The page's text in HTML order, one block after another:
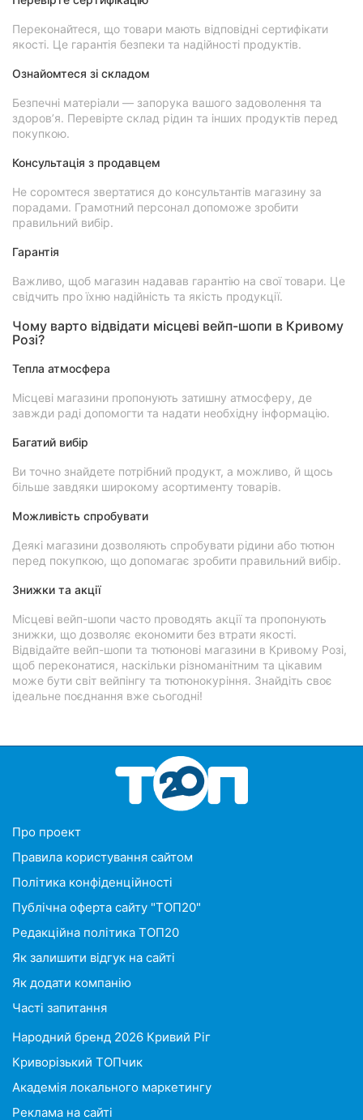
Переконайтеся, що товари мають відповідні сертифікати
якості. Це гарантія безпеки та надійності продуктів.
Ознайомтеся зі складом
Безпечні матеріали — запорука вашого задоволення та
здоров’я. Перевірте склад рідин та інших продуктів перед
покупкою.
Консультація з продавцем
Не соромтеся звертатися до консультантів магазину за
порадами. Грамотний персонал допоможе зробити
правильний вибір.
Гарантія
Важливо, щоб магазин надавав гарантію на свої товари. Це
свідчить про їхню надійність та якість продукції.
Чому варто відвідати місцеві вейп-шопи в Кривому
Розі?
Тепла атмосфера
Місцеві магазини пропонують затишну атмосферу, де
завжди раді допомогти та надати необхідну інформацію.
Багатий вибір
Ви точно знайдете потрібний продукт, а можливо, й щось
більше завдяки широкому асортименту товарів.
Можливість спробувати
Деякі магазини дозволяють спробувати рідини або тютюн
перед покупкою, що допомагає зробити правильний вибір.
Знижки та акції
Місцеві вейп-шопи часто проводять акції та пропонують
знижки, що дозволяє економити без втрати якості.
Відвідайте вейп-шопи та тютюнові магазини в Кривому Розі,
щоб переконатися, наскільки різноманітним та цікавим
може бути світ вейпінгу та тютюнокуріння. Знайдіть своє
ідеальне поєднання вже сьогодні!
Про проект
Правила користування сайтом
Політика конфіденційності
Публічна оферта сайту "ТОП20"
Редакційна політика ТОП20
Як залишити відгук на сайті
Як додати компанію
Часті запитання
Народний бренд 2026 Кривий Ріг
Криворізький ТОПчик
Академія локального маркетингу
Реклама на сайті